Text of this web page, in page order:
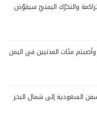
والتحرّك اليمنيّ سيقوّض
مئات المدنيين في اليمن
السعودية إلى شمال البحر